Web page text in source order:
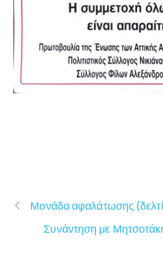
Μονάδα αφαλάτωσης
Συνάντηση με